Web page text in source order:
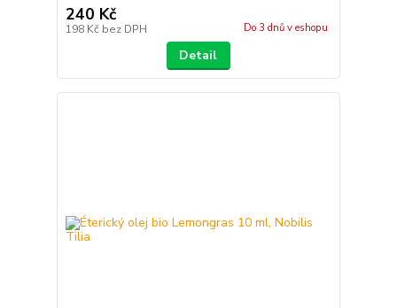
240 Kč
198 Kč bez DPH Do 3 dnů v eshopu
Detail